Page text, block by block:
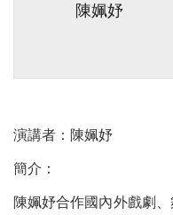
陳姵妤
演講者： 陳姵妤
簡介：
陳姵妤合作國內外戲劇